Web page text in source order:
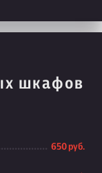
шкафов
650 руб.